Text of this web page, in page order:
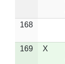
168
169 X